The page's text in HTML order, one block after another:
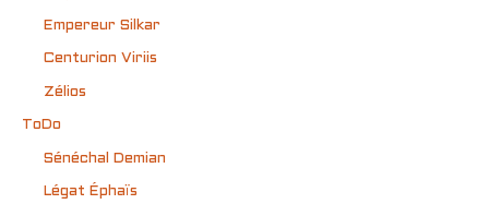
Empereur Silkar
Centurion Viriis
Zélios
ToDo
Sénéchal Demian
Légat Éphaïs